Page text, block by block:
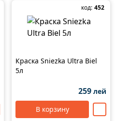
код: 452
Краска Sniezka Ultra Biel
5л
259 лей
В корзину